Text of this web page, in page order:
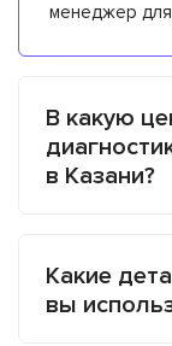
менеджер для
В какую
в Казани?
Какие
вы